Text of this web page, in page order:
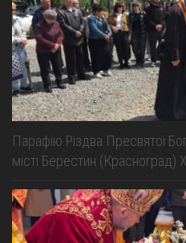
Парафію Різдва Пресвятої
місті Берестин (Красноград)